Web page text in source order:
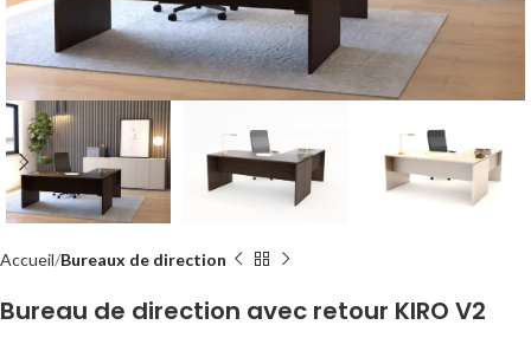
Accueil Bureaux de direction
Bureau de direction avec retour KIRO V2